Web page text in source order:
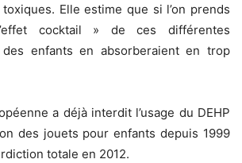
Elle estime que si l’on prends
cocktail » de ces différentes
des enfants en absorberaient en trop
a déjà interdit l’usage du DEHP
des jouets pour enfants depuis 1999
totale en 2012.